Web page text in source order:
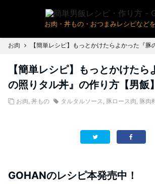
お肉・丼もの・おつまみレシピなど
お肉
【簡単レシピ】もっとかけたら
の照りタル丼』の作り方【男飯】
お肉, 丼もの タルタルソース, 豚ロース肉, 豚肉
GOHANのレシピ本発売中！